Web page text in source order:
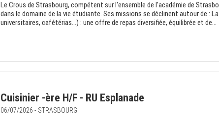
Le Crous de Strasbourg, compétent sur l'ensemble de l'académie de
dans le domaine de la vie étudiante. Ses missions se déclinent autour de :
universitaires, cafétérias…) : une offre de repas diversifiée, équilibrée et de...
Cuisinier -ère H/F - RU Esplanade
06/07/2026 - STRASBOURG